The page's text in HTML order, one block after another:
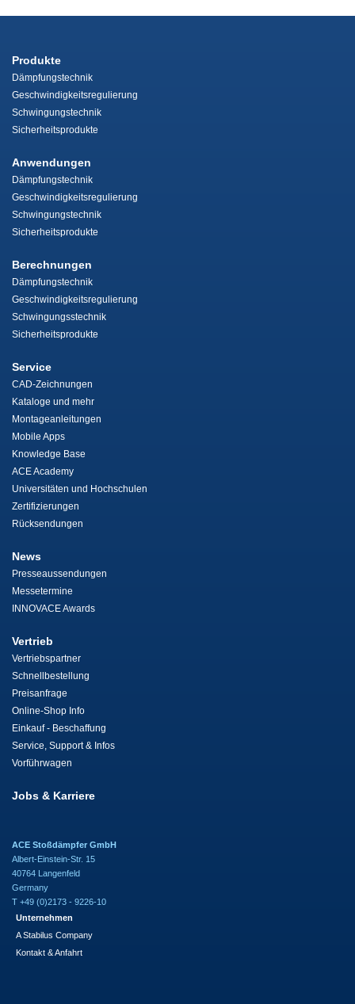
Produkte
Dämpfungstechnik
Geschwindigkeitsregulierung
Schwingungstechnik
Sicherheitsprodukte
Anwendungen
Dämpfungstechnik
Geschwindigkeitsregulierung
Schwingungstechnik
Sicherheitsprodukte
Berechnungen
Dämpfungstechnik
Geschwindigkeitsregulierung
Schwingungsstechnik
Sicherheitsprodukte
Service
CAD-Zeichnungen
Kataloge und mehr
Montageanleitungen
Mobile Apps
Knowledge Base
ACE Academy
Universitäten und Hochschulen
Zertifizierungen
Rücksendungen
News
Presseaussendungen
Messetermine
INNOVACE Awards
Vertrieb
Vertriebspartner
Schnellbestellung
Preisanfrage
Online-Shop Info
Einkauf - Beschaffung
Service, Support & Infos
Vorführwagen
Jobs & Karriere
ACE Stoßdämpfer GmbH
Albert-Einstein-Str. 15
40764 Langenfeld
Germany
T +49 (0)2173 - 9226-10
Unternehmen
A Stabilus Company
Kontakt & Anfahrt